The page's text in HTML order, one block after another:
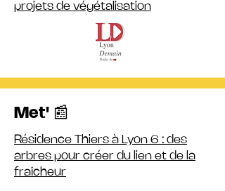
projets de végétalisation
Met' 📰
Résidence Thiers à Lyon 6 : des
arbres pour créer du lien et de la
fraîcheur